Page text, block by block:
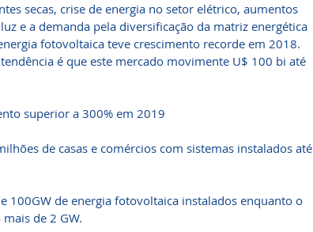
secas, crise de energia no setor elétrico, aumentos
e a demanda pela diversificação da matriz energética
fotovoltaica teve crescimento recorde em 2018.
é que este mercado movimente U$ 100 bi até
superior a 300% em 2019
de casas e comércios com sistemas instalados até
100GW de energia fotovoltaica instalados enquanto o
de 2 GW.